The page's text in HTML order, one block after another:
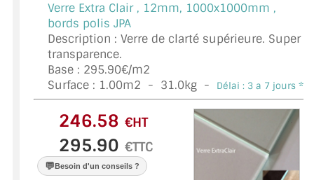
VERRE SUR MESURE
VERRE EXTRACLAIR
VERRE TREMPÉ (SÉCURIT)
PAROI DE DOUCHE
VERRE FEUILLETÉ
VERRE ANTI-REFLET
Verre Extra Clair , 12mm, 1000x1000mm ,
bords polis JPA
Description : Verre de clarté supérieure. Super
transparence.
Base : 295.90€/m2
Surface : 1.00m2 - 31.0kg - Délai : 3 a 7 jours *
€HT
€TTC
💬Besoin d'un conseils ?